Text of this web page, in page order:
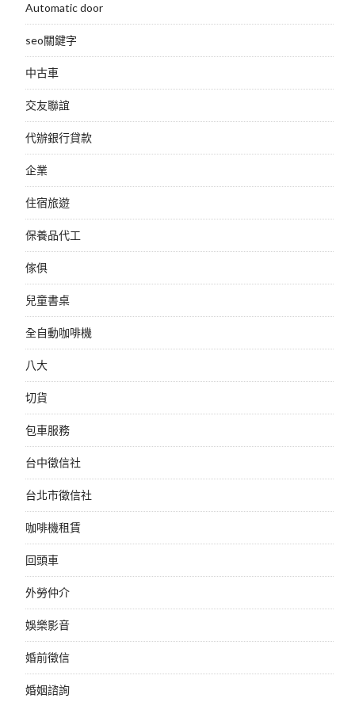
Automatic door
seo關鍵字
中古車
交友聯誼
代辦銀行貸款
企業
住宿旅遊
保養品代工
傢俱
兒童書桌
全自動咖啡機
八大
切貨
包車服務
台中徵信社
台北市徵信社
咖啡機租賃
回頭車
外勞仲介
娛樂影音
婚前徵信
婚姻諮詢